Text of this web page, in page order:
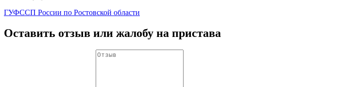
ГУФССП России по Ростовской области
Оставить отзыв или жалобу на пристава